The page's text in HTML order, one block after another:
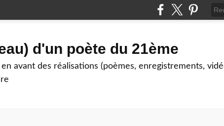
d'un poète du 21ème
avant des réalisations (poèmes, enregistrements,